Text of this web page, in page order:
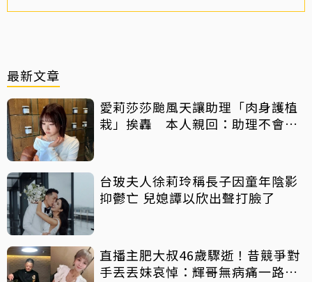
最新文章
愛莉莎莎颱風天讓助理「肉身護植
栽」挨轟 本人親回：助理不會被
台玻夫人徐莉玲稱長子因童年陰影
抑鬱亡 兒媳譚以欣出聲打臉了
直播主肥大叔46歲驟逝！昔競爭對
手丟丟妹哀悼：輝哥無病痛一路好